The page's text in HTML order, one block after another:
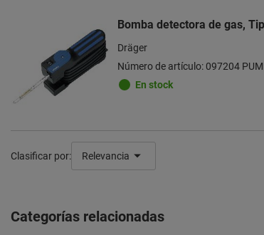
Bomba detectora de gas,
Dräger
Número de artículo: 097204
En stock
Clasificar por: Relevancia
Categorías relacionadas